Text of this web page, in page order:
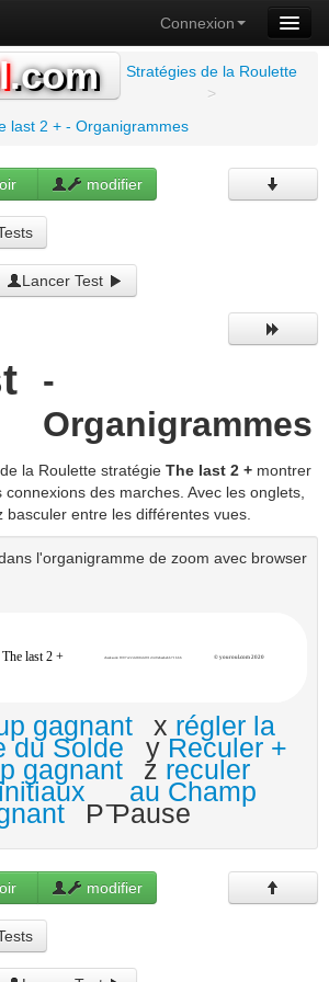
Connexion
l.com
Stratégies de la Roulette
>
last 2 + - Organigrammes
modifier
Lancer Test
-
Organigrammes
la Roulette stratégie The last 2 +montrer
des marches. Avec les onglets,
basculer entre les différentes vues.
l'organigramme de zoom avec browser
gagnant x régler la
du Solde y Reculer +
gagnant z reculer
au Champ
P Pause
modifier